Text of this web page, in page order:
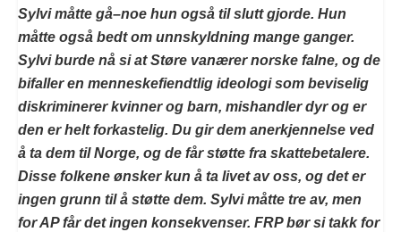
Sylvi måtte gå–noe hun også til slutt gjorde. Hun
måtte også bedt om unnskyldning mange ganger.
Sylvi burde nå si at Støre vanærer norske falne, og de
bifaller en menneskefiendtlig ideologi som beviselig
diskriminerer kvinner og barn, mishandler dyr og er
den er helt forkastelig. Du gir dem anerkjennelse ved
å ta dem til Norge, og de får støtte fra skattebetalere.
Disse folkene ønsker kun å ta livet av oss, og det er
ingen grunn til å støtte dem. Sylvi måtte tre av, men
for AP får det ingen konsekvenser. FRP bør si takk for